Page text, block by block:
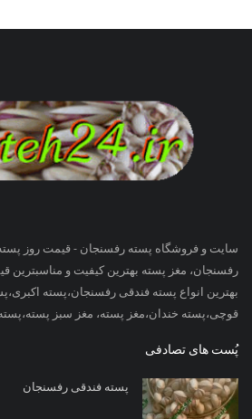
سایت و فروشگاه پسته رفسنجان - قیمت روز
رفسنجان، مغز پسته بهترین کیفیت و
بهترین انواع پسته فندقی رفسنجان،پسته
قوچی،پسته خندان،مغز پسته، مغز سبز
پُست های تصادفی
پسته فندقی رفسنجان